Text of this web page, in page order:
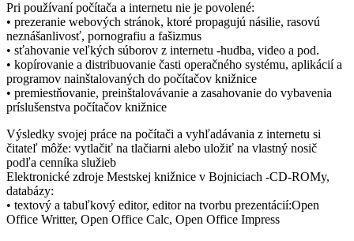
Pri používaní počítača a internetu nie je povolené:
• prezeranie webových stránok, ktoré propagujú násilie, rasovú
neznášanlivosť, pornografiu a fašizmus
• sťahovanie veľkých súborov z internetu -hudba, video a pod.
• kopírovanie a distribuovanie časti operačného systému, aplikácií a
programov nainštalovaných do počítačov knižnice
• premiestňovanie, preinštalovávanie a zasahovanie do vybavenia
príslušenstva počítačov knižnice
Výsledky svojej práce na počítači a vyhľadávania z internetu si
čitateľ môže: vytlačiť na tlačiarni alebo uložiť na vlastný nosič
podľa cenníka služieb
Elektronické zdroje Mestskej knižnice v Bojniciach -CD-ROMy,
databázy:
• textový a tabuľkový editor, editor na tvorbu prezentácií:Open
Office Writter, Open Office Calc, Open Office Impress